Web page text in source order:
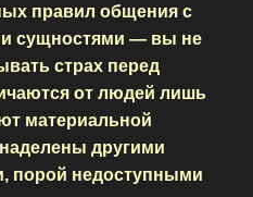
правил общения с
сущностями — вы не
страх перед
от людей лишь
материальной
другими
порой недоступными